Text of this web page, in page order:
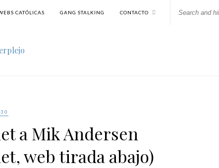
CATÓLICAS GANG STALKING CONTACTO
a Mik Andersen
web tirada abajo)